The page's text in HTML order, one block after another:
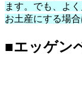
ます。でも、よ
お土産にする場
■エッゲン